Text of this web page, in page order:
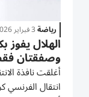
رياضة3 فبراير 2026
الهلال يفوز
وصفقتان
أغلقت نافذة
انتقال الفرنسي